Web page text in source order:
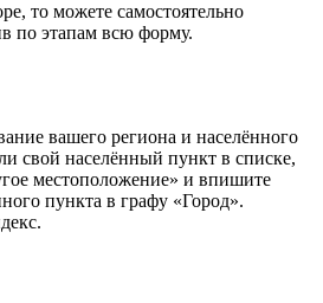
то можете самостоятельно
по этапам всю форму.
вашего региона и населённого
свой населённый пункт в списке,
местоположение» и впишите
пункта в графу «Город».